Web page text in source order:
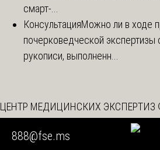
смарт-...
КонсультацияМожно ли в ходе
почерковедческой экспертизы
рукописи, выполненн...
ЦЕНТР МЕДИЦИНСКИХ ЭКСПЕРТИЗ
Вышестоящая организация -
888@fse.ms